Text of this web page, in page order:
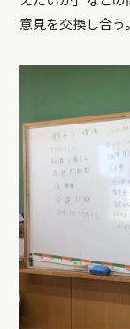
意見を交換し合う。